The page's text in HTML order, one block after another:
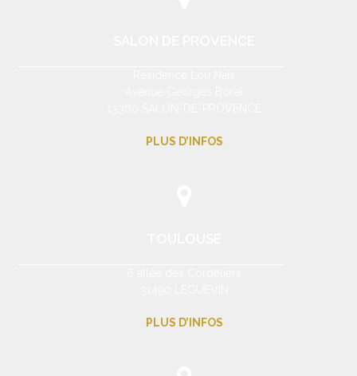
PLUS D’INFOS
PLUS D’INFOS